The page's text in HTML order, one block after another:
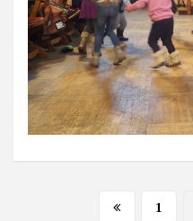
Stronicowanie
1